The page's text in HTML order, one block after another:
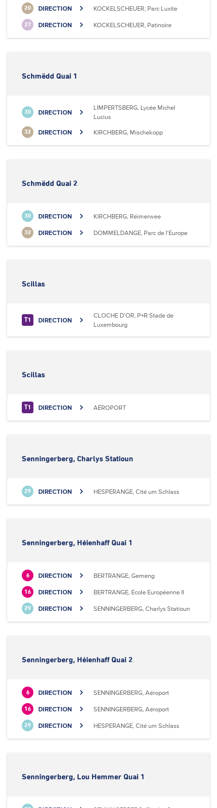
20 DIRECTION KOCKELSCHEUER, Parc Luxite
27 DIRECTION KOCKELSCHEUER, Patinoire
Schmëdd Quai 1
30 DIRECTION
LIMPERTSBERG, Lycée Michel
Lucius
32 DIRECTION KIRCHBERG, Mischekopp
Schmëdd Quai 2
30 DIRECTION KIRCHBERG, Réimerwee
32 DIRECTION DOMMELDANGE, Parc de l'Europe
Scillas
T1 DIRECTION
CLOCHE D'OR, P+R Stade de
Luxembourg
Scillas
T1 DIRECTION AÉROPORT
Senningerberg, Charlys Statioun
29 DIRECTION HESPERANGE, Cité um Schlass
Senningerberg, Héienhaff Quai 1
6 DIRECTION BERTRANGE, Gemeng
16 DIRECTION BERTRANGE, Ecole Européenne II
29 DIRECTION SENNINGERBERG, Charlys Statioun
Senningerberg, Héienhaff Quai 2
6 DIRECTION SENNINGERBERG, Aéroport
16 DIRECTION SENNINGERBERG, Aéroport
29 DIRECTION HESPERANGE, Cité um Schlass
Senningerberg, Lou Hemmer Quai 1